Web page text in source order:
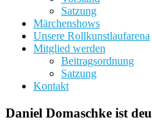
Satzung
Märchenshows
Unsere Rollkunstlaufarena
Mitglied werden
Beitragsordnung
Satzung
Kontakt
Daniel Domaschke ist